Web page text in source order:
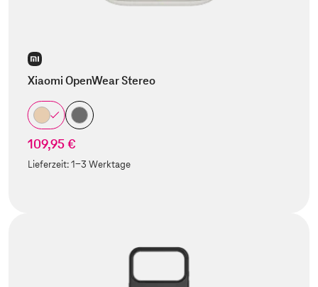
Xiaomi OpenWear Stereo
109,95 €
Lieferzeit:1-3 Werktage